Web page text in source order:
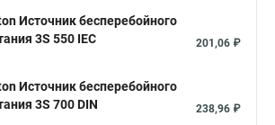
Источник бесперебойного
3S 550 IEC
201,06 ₽
Источник бесперебойного
3S 700 DIN
238,96 ₽